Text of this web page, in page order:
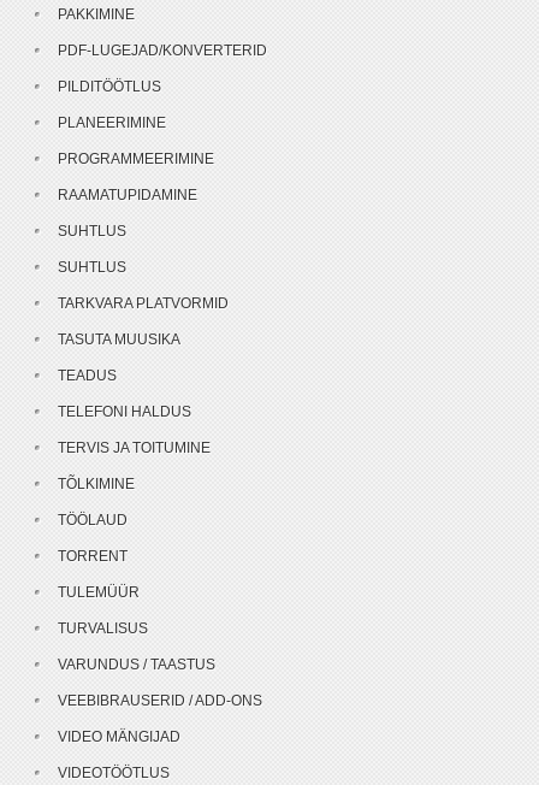
PAKKIMINE
PDF-LUGEJAD/KONVERTERID
PILDITÖÖTLUS
PLANEERIMINE
PROGRAMMEERIMINE
RAAMATUPIDAMINE
SUHTLUS
SUHTLUS
TARKVARA PLATVORMID
TASUTA MUUSIKA
TEADUS
TELEFONI HALDUS
TERVIS JA TOITUMINE
TÕLKIMINE
TÖÖLAUD
TORRENT
TULEMÜÜR
TURVALISUS
VARUNDUS / TAASTUS
VEEBIBRAUSERID / ADD-ONS
VIDEO MÄNGIJAD
VIDEOTÖÖTLUS